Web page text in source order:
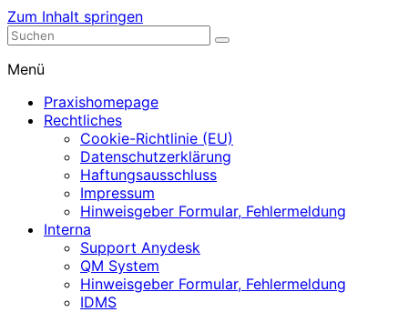
Zum Inhalt springen
Nephrologische Praxis mit Dialyse
Menü
Praxishomepage
Rechtliches
Cookie-Richtlinie (EU)
Datenschutzerklärung
Haftungsausschluss
Impressum
Hinweisgeber Formular, Fehlermeldung
Interna
Support Anydesk
QM System
Hinweisgeber Formular, Fehlermeldung
IDMS